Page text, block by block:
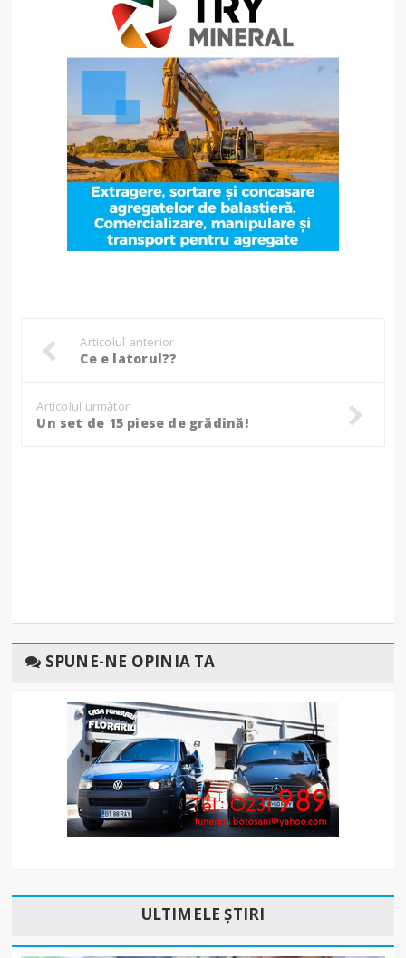
Articolul anterior
Ce e latorul??
Articolul următor
Un set de 15 piese de grădină!
SPUNE-NE OPINIA TA
ULTIMELE ȘTIRI